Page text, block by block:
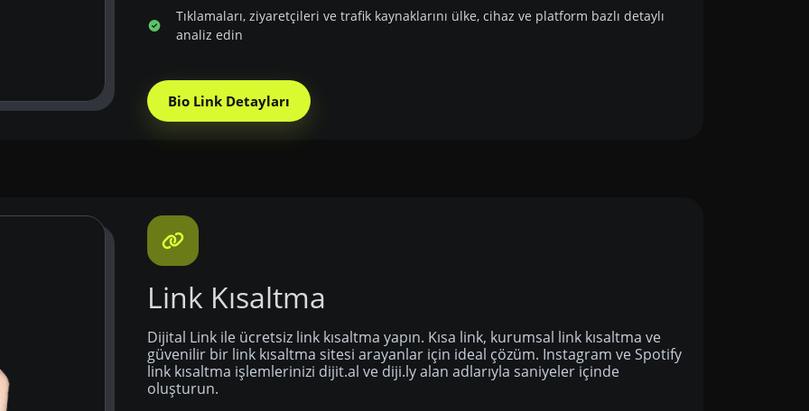
Tıklamaları, ziyaretçileri ve trafik kaynaklarını ülke, cihaz ve platform bazlı detaylı
analiz edin
Bio Link Detayları
Link Kısaltma
Dijital Link ile ücretsiz link kısaltma yapın. Kısa link, kurumsal link kısaltma ve
güvenilir bir link kısaltma sitesi arayanlar için ideal çözüm. Instagram ve Spotify
link kısaltma işlemlerinizi dijit.al ve diji.ly alan adlarıyla saniyeler içinde
oluşturun.